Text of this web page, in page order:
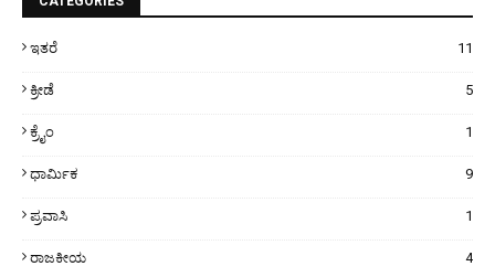
ಇತರೆ 11
ಕ್ರೀಡೆ 5
ಕ್ರೈಂ 1
ಧಾರ್ಮಿಕ 9
ಪ್ರವಾಸಿ 1
ರಾಜಕೀಯ 4